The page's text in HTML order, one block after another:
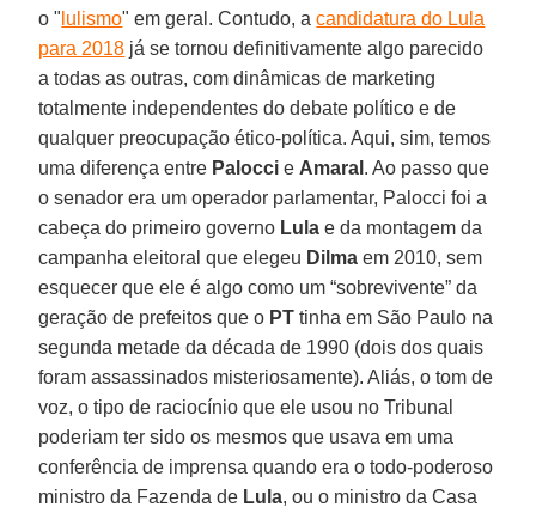
o " lulismo" em geral. Contudo, acandidatura do Lula
para 2018 já se tornou definitivamente algo parecido
a todas as outras, com dinâmicas de marketing
totalmente independentes do debate político e de
qualquer preocupação ético-política. Aqui, sim, temos
uma diferença entre Palocci e Amaral . Ao passo que
o senador era um operador parlamentar, Palocci foi a
cabeça do primeiro governo Lula e da montagem da
campanha eleitoral que elegeu Dilma em 2010, sem
esquecer que ele é algo como um “sobrevivente” da
geração de prefeitos que o PT tinha em São Paulo na
segunda metade da década de 1990 (dois dos quais
foram assassinados misteriosamente). Aliás, o tom de
voz, o tipo de raciocínio que ele usou no Tribunal
poderiam ter sido os mesmos que usava em uma
conferência de imprensa quando era o todo-poderoso
ministro da Fazenda de Lula, ou o ministro da Casa